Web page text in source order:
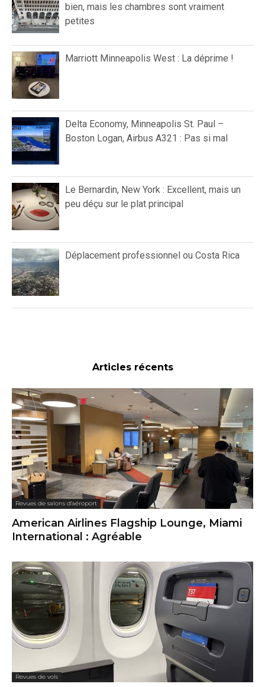
bien, mais les chambres sont vraiment
petites
Marriott Minneapolis West : La déprime !
Delta Economy, Minneapolis St. Paul –
Boston Logan, Airbus A321 : Pas si mal
Le Bernardin, New York : Excellent, mais un
peu déçu sur le plat principal
Déplacement professionnel ou Costa Rica
Articles récents
Revues de salons d'aéroport
American Airlines Flagship Lounge, Miami
International : Agréable
Revues de vols